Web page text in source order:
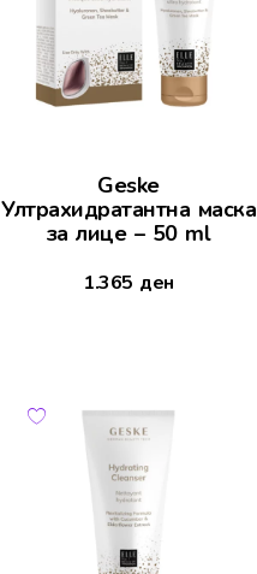
Geske
Ултрахидратантна маска
за лице – 50 ml
1.365 ден